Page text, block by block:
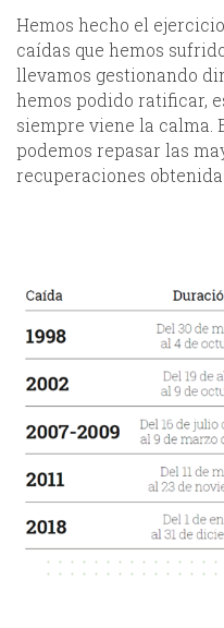
Hemos hecho el
caídas que hemos
llevamos gestionando
hemos podido ratificar,
siempre viene la calma.
podemos repasar las
recuperaciones